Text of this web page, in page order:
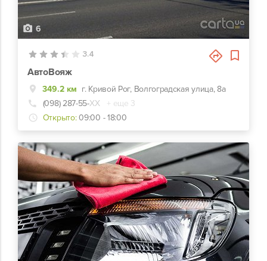
6
3.4
АвтоВояж
349.2 км г. Кривой Рог, Волгоградская улица, 8а
(098) 287-55-ХХ
+ еще 3
Открыто: 09:00 - 18:00